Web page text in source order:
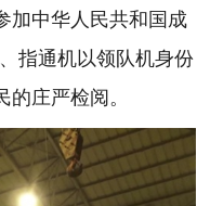
加中华人民共和国成
指通机以领队机身份
庄严检阅。